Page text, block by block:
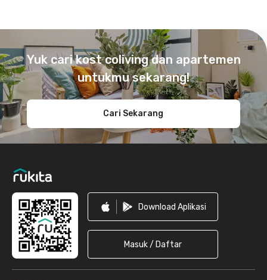
Yuk cari kost coliving dan apartemen
untukmu sekarang!
Cari Sekarang
Download Aplikasi
Masuk / Daftar